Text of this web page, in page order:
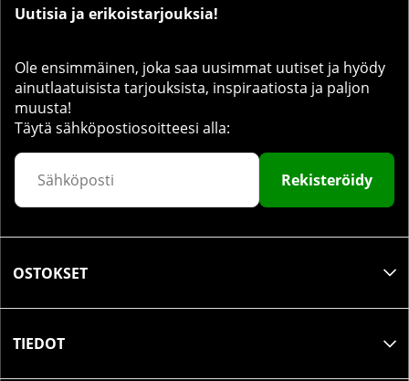
Uutisia ja erikoistarjouksia!
Ole ensimmäinen, joka saa uusimmat uutiset ja hyödy
ainutlaatuisista tarjouksista, inspiraatiosta ja paljon
muusta!
Täytä sähköpostiosoitteesi alla:
Rekisteröidy
OSTOKSET
TIEDOT